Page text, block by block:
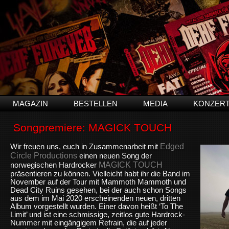
MAGAZIN BESTELLEN MEDIA
Songpremiere: MAGICK TOUCH
Wir freuen uns, euch in Zusammenarbeit mit Edged
Circle Productions einen neuen Song der
norwegischen Hardrocker MAGICK TOUCH
präsentieren zu können. Vielleicht habt ihr die Band im
November auf der Tour mit Mammoth Mammoth und
Dead City Ruins gesehen, bei der auch schon Songs
aus dem im Mai 2020 erscheinenden neuen, dritten
Album vorgestellt wurden. Einer davon heißt ‘To The
Limit’und ist eine schmissige, zeitlos gute Hardrock-
Nummer mit eingängigem Refrain, die auf jeder